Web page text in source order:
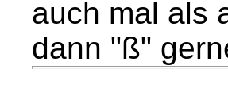
auch mal als
dann "ß"